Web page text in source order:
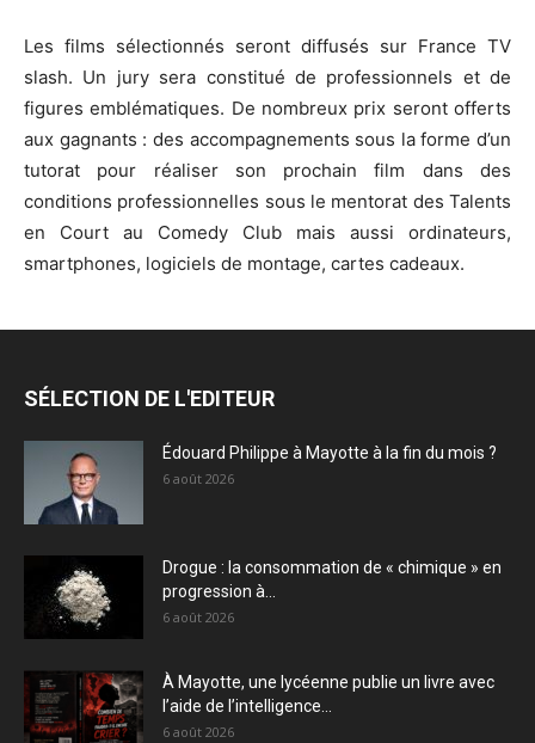
Les films sélectionnés seront diffusés sur France TV
slash. Un jury sera constitué de professionnels et de
figures emblématiques. De nombreux prix seront offerts
aux gagnants : des accompagnements sous la forme d’un
tutorat pour réaliser son prochain film dans des
conditions professionnelles sous le mentorat des Talents
en Court au Comedy Club mais aussi ordinateurs,
smartphones, logiciels de montage, cartes cadeaux.
SÉLECTION DE L'EDITEUR
Édouard Philippe à Mayotte à la fin du mois ?
6 août 2026
Drogue : la consommation de « chimique » en
progression à...
6 août 2026
À Mayotte, une lycéenne publie un livre avec
l’aide de l’intelligence...
6 août 2026